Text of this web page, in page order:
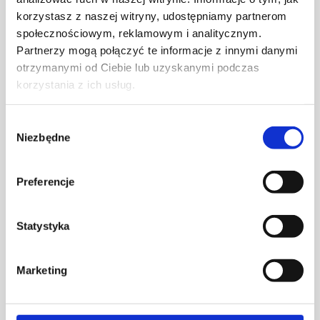
korzystasz z naszej witryny, udostępniamy partnerom
społecznościowym, reklamowym i analitycznym.
Partnerzy mogą połączyć te informacje z innymi danymi
otrzymanymi od Ciebie lub uzyskanymi podczas
korzystania z ich usług.
zgody
Niezbędne
Preferencje
Statystyka
Marketing
LADNINI
architektów,
płaskorzeźb ściennych (reliefów), oraz harmonijnej,
kształtów i struktur do przestrzeni wnętrz. Znani są
tytuł Must Have w 2023 roku. Eksperymentują z